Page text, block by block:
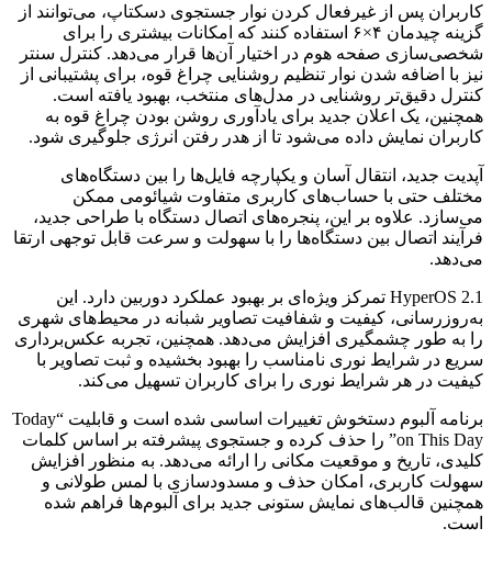
کاربران پس از غیرفعال کردن نوار جستجوی دسکتاپ، می‌توانند از
گزینه چیدمان ۴×۶ استفاده کنند که امکانات بیشتری را برای
شخصی‌سازی صفحه هوم در اختیار آن‌ها قرار می‌دهد. کنترل سنتر
نیز با اضافه شدن نوار تنظیم روشنایی چراغ قوه، برای پشتیبانی از
کنترل دقیق‌تر روشنایی در مدل‌های منتخب، بهبود یافته است.
همچنین، یک اعلان جدید برای یادآوری روشن بودن چراغ قوه به
کاربران نمایش داده می‌شود تا از هدر رفتن انرژی جلوگیری شود.
آپدیت جدید، انتقال آسان و یکپارچه فایل‌ها را بین دستگاه‌های
مختلف حتی با حساب‌های کاربری متفاوت شیائومی ممکن
می‌سازد. علاوه بر این، پنجره‌های اتصال دستگاه با طراحی جدید،
فرآیند اتصال بین دستگاه‌ها را با سهولت و سرعت قابل توجهی ارتقا
می‌دهد.
HyperOS 2.1 تمرکز ویژه‌ای بر بهبود عملکرد دوربین دارد. این
به‌روزرسانی، کیفیت و شفافیت تصاویر شبانه در محیط‌های شهری
را به طور چشمگیری افزایش می‌دهد. همچنین، تجربه عکس‌برداری
سریع در شرایط نوری نامناسب را بهبود بخشیده و ثبت تصاویر با
کیفیت در هر شرایط نوری را برای کاربران تسهیل می‌کند.
برنامه آلبوم دستخوش تغییرات اساسی شده است و قابلیت “Today
on This Day” را حذف کرده و جستجوی پیشرفته بر اساس کلمات
کلیدی، تاریخ و موقعیت مکانی را ارائه می‌دهد. به منظور افزایش
سهولت کاربری، امکان حذف و مسدودسازی با لمس طولانی و
همچنین قالب‌های نمایش ستونی جدید برای آلبوم‌ها فراهم شده
است.